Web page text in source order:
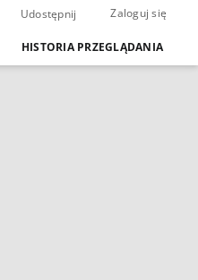
Udostępnij Zaloguj się
HISTORIA PRZEGLĄDANIA